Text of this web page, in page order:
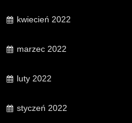
kwiecień 2022
marzec 2022
luty 2022
styczeń 2022